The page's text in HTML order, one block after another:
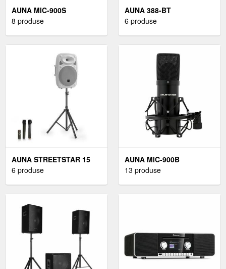
AUNA MIC-900S
8 produse
AUNA 388-BT
6 produse
AUNA STREETSTAR 15
6 produse
AUNA MIC-900B
13 produse